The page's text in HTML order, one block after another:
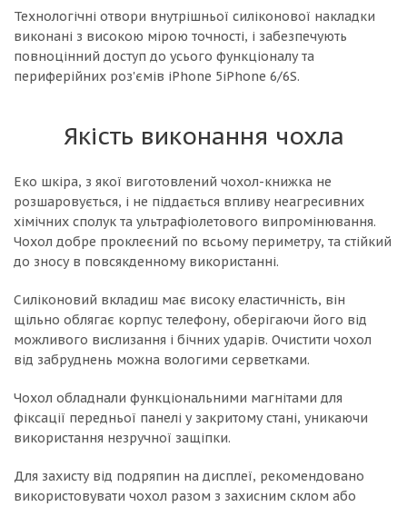
Технологічні отвори внутрішньої силіконової накладки
виконані з високою мірою точності, і забезпечують
повноцінний доступ до усього функціоналу та
периферійних роз'ємів iPhone 5iPhone 6/6S.
Якість виконання чохла
Еко шкіра, з якої виготовлений чохол-книжка не
розшаровується, і не піддається впливу неагресивних
хімічних сполук та ультрафіолетового випромінювання.
Чохол добре проклеєний по всьому периметру, та стійкий
до зносу в повсякденному використанні.
Силіконовий вкладиш має високу еластичність, він
щільно облягає корпус телефону, оберігаючи його від
можливого вислизання і бічних ударів. Очистити чохол
від забруднень можна вологими серветками.
Чохол обладнали функціональними магнітами для
фіксації передньої панелі у закритому стані, уникаючи
використання незручної защіпки.
Для захисту від подряпин на дисплеї, рекомендовано
використовувати чохол разом з захисним склом або